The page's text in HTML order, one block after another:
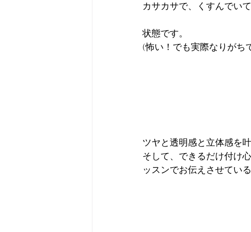
カサカサで、くすんでい
状態です。
(怖い！でも実際なりがち
ツヤと透明感と立体感を叶
そして、できるだけ付け
ッスンでお伝えさせてい